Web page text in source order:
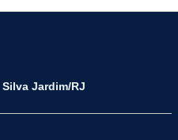
Jardim/RJ